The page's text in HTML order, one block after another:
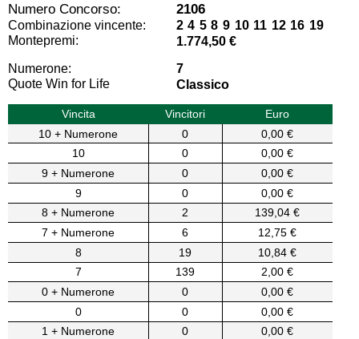
Numero Concorso: 2106
Combinazione vincente:
2 4 5 8 9 10 11 12 16 19
Montepremi:
1.774,50 €
Numerone:
7
Quote Win for Life
Classico
Vincita Vincitori
Euro
10 + Numerone
0
0,00 €
10
0
0,00 €
9 + Numerone
0
0,00 €
9
0
0,00 €
8 + Numerone
2
139,04 €
7 + Numerone
6
12,75 €
8
19
10,84 €
7
139
2,00 €
0 + Numerone
0
0,00 €
0
0
0,00 €
1 + Numerone
0
0,00 €